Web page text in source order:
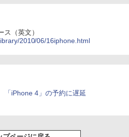
（英文）
2010/06/16iphone.html
「iPhone 4」の予約に遅延